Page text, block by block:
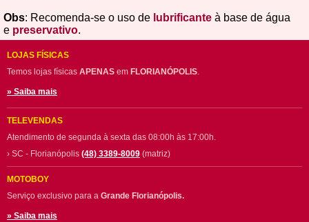
Obs: Recomenda-se o uso de lubrificante à base de água
e preservativo.
LOJAS FÍSICAS
Temos lojas físicas APENAS em FLORIANÓPOLIS.
» Saiba mais
TELEVENDAS
Atendimento de segunda à sexta das 08:00h às 17:00h.
› SC - Florianópolis (48) 3389-8009 (matriz)
MOTOBOY
Serviço exclusivo para a Grande Florianópolis.
» Saiba mais